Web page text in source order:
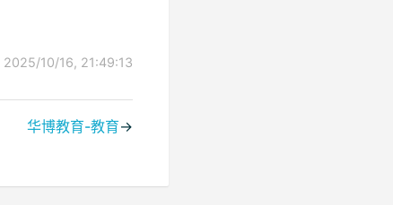
2025/10/16, 21:49:13
华博教育-教育→